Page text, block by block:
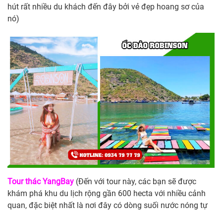
hút rất nhiều du khách đến đây bởi vẻ đẹp hoang sơ của
nó)
Tour thác YangBay (Đến với tour này, các bạn sẽ được
khám phá khu du lịch rộng gần 600 hecta với nhiều cảnh
quan, đặc biệt nhất là nơi đây có dòng suối nước nóng tự